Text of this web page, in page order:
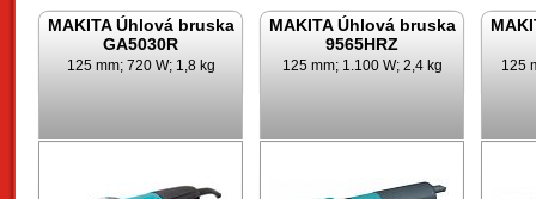
MAKITA Úhlová bruska
GA5030R
125 mm; 720 W; 1,8 kg
MAKITA Úhlová bruska
9565HRZ
125 mm; 1.100 W; 2,4 kg 125